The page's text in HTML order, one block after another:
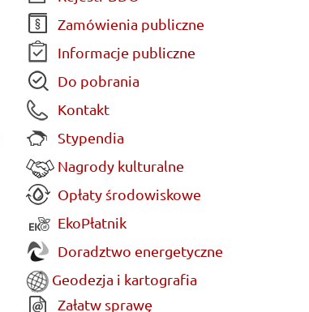
Zamówienia publiczne
Informacje publiczne
Do pobrania
Kontakt
Stypendia
Nagrody kulturalne
Opłaty środowiskowe
EkoPłatnik
Doradztwo energetyczne
Geodezja i kartografia
Załatw sprawę